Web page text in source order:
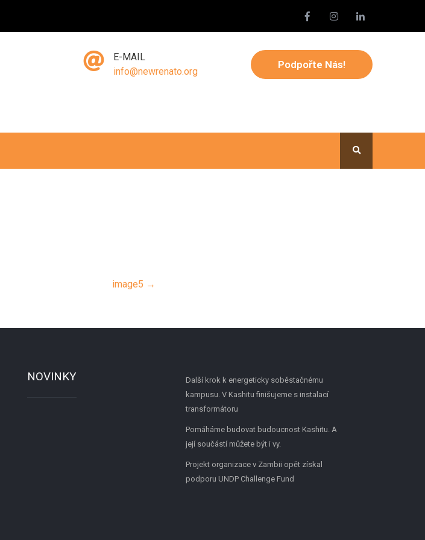
E-MAIL
info@newrenato.org
Podpořte Nás!
image5 →
NOVINKY
Další krok k energeticky soběstačnému
kampusu. V Kashitu finišujeme s instalací
transformátoru
Pomáháme budovat budoucnost Kashitu. A
její součástí můžete být i vy.
Projekt organizace v Zambii opět získal
podporu UNDP Challenge Fund